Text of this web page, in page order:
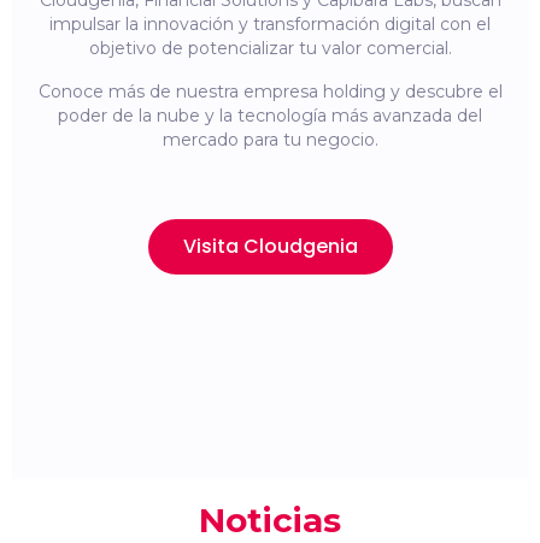
impulsar la innovación y transformación digital con el
objetivo de potencializar tu valor comercial.
Conoce más de nuestra empresa holding y descubre el
poder de la nube y la tecnología más avanzada del
mercado para tu negocio.
Visita Cloudgenia
Noticias